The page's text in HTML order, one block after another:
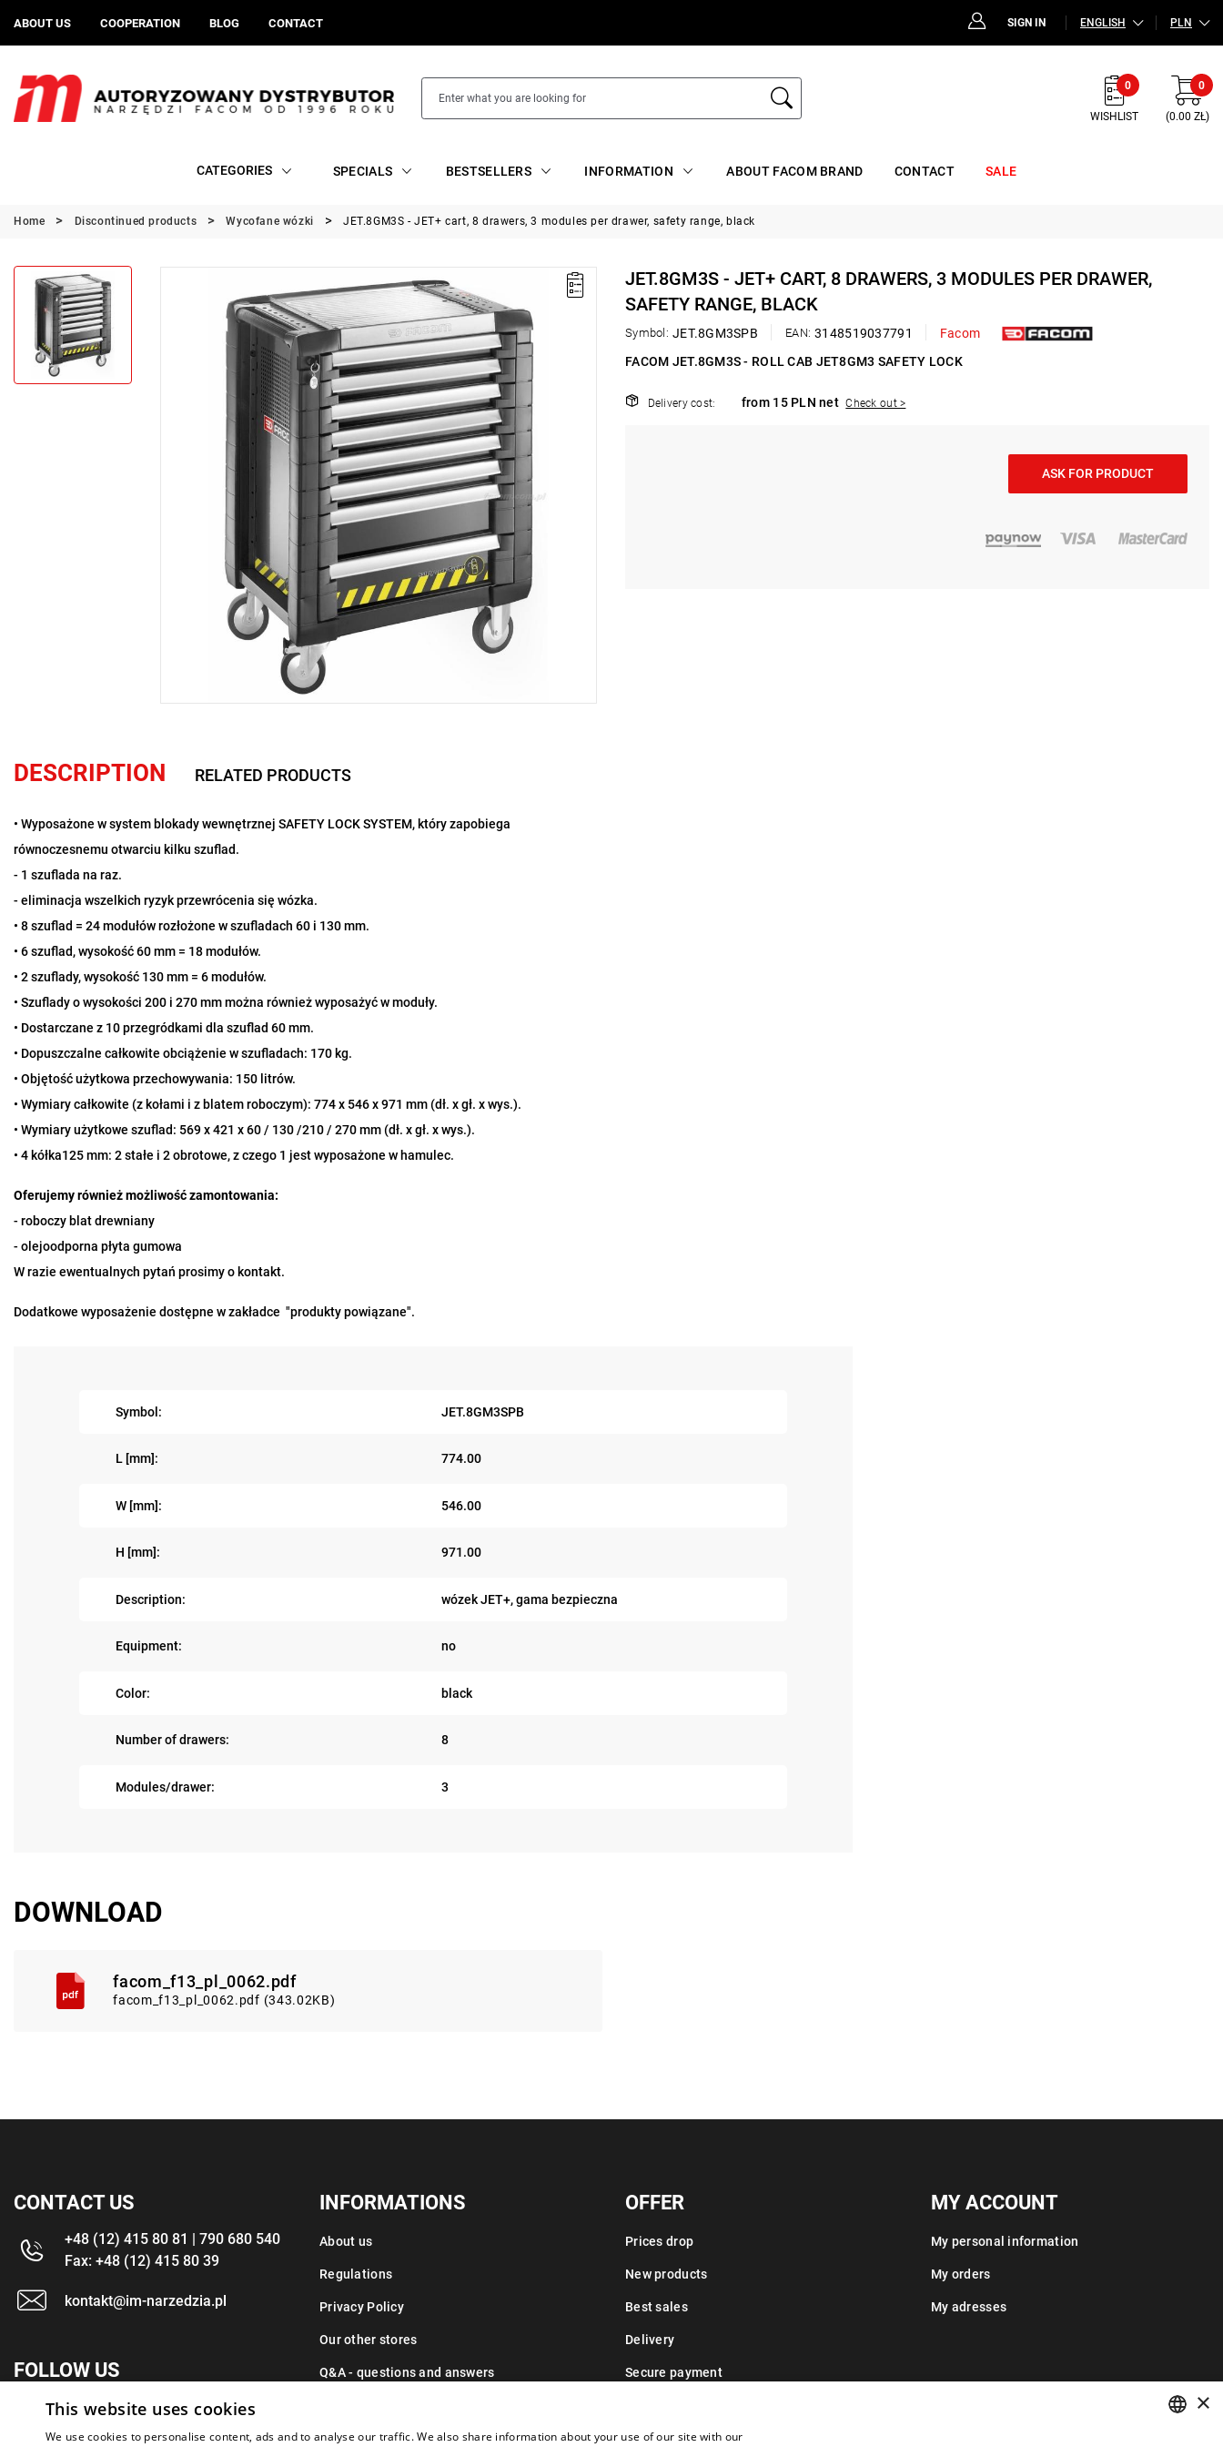
ABOUT US COOPERATION BLOG CONTACT SIGN IN ENGLISH PLN
0
WISHLIST
0
(0.00 ZŁ)
CATEGORIES SPECIALS BESTSELLERS INFORMATION ABOUT FACOM BRAND CONTACT SALE
Home Discontinued products Wycofane wózki JET.8GM3S - JET+ cart, 8 drawers, 3 modules per drawer, safety range, black
JET.8GM3S - JET+ CART, 8 DRAWERS, 3 MODULES PER DRAWER,
SAFETY RANGE, BLACK
Symbol: JET.8GM3SPB EAN: 3148519037791
Facom
FACOM JET.8GM3S - ROLL CAB JET8GM3 SAFETY LOCK
Delivery cost: from 15 PLN net Check out >
ASK FOR PRODUCT
DESCRIPTION RELATED PRODUCTS
• Wyposażone w system blokady wewnętrznej SAFETY LOCK SYSTEM, który zapobiega
równoczesnemu otwarciu kilku szuflad.
- 1 szuflada na raz.
- eliminacja wszelkich ryzyk przewrócenia się wózka.
• 8 szuflad = 24 modułów rozłożone w szufladach 60 i 130 mm.
• 6 szuflad, wysokość 60 mm = 18 modułów.
• 2 szuflady, wysokość 130 mm = 6 modułów.
• Szuflady o wysokości 200 i 270 mm można również wyposażyć w moduły.
• Dostarczane z 10 przegródkami dla szuflad 60 mm.
• Dopuszczalne całkowite obciążenie w szufladach: 170 kg.
• Objętość użytkowa przechowywania: 150 litrów.
• Wymiary całkowite (z kołami i z blatem roboczym): 774 x 546 x 971 mm (dł. x gł. x wys.).
• Wymiary użytkowe szuflad: 569 x 421 x 60 / 130 /210 / 270 mm (dł. x gł. x wys.).
• 4 kółka125 mm: 2 stałe i 2 obrotowe, z czego 1 jest wyposażone w hamulec.
Oferujemy również możliwość zamontowania:
- roboczy blat drewniany
- olejoodporna płyta gumowa
W razie ewentualnych pytań prosimy o kontakt.
Dodatkowe wyposażenie dostępne w zakładce "produkty powiązane".
Symbol: JET.8GM3SPB
L [mm]: 774.00
W [mm]: 546.00
H [mm]: 971.00
Description: wózek JET+, gama bezpieczna
Equipment: no
Color: black
Number of drawers: 8
Modules/drawer: 3
DOWNLOAD
facom_f13_pl_0062.pdf
facom_f13_pl_0062.pdf (343.02KB)
CONTACT US
+48 (12) 415 80 81 | 790 680 540
Fax: +48 (12) 415 80 39
kontakt@im-narzedzia.pl
FOLLOW US
INFORMATIONS
About us
Regulations
Privacy Policy
Our other stores
Q&A - questions and answers
OFFER
Prices drop
New products
Best sales
Delivery
Secure payment
MY ACCOUNT
My personal information
My orders
My adresses
×
This website uses cookies
We use cookies to personalise content, ads and to analyse our traffic. We also share information about your use of our site with our